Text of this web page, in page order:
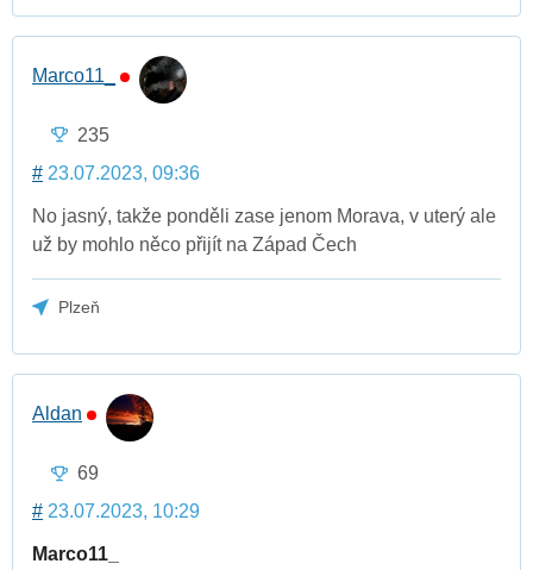
Marco11_
235
# 23.07.2023, 09:36
No jasný, takže ponděli zase jenom Morava, v uterý ale
už by mohlo něco přijít na Západ Čech
Plzeň
Aldan
69
# 23.07.2023, 10:29
Marco11_